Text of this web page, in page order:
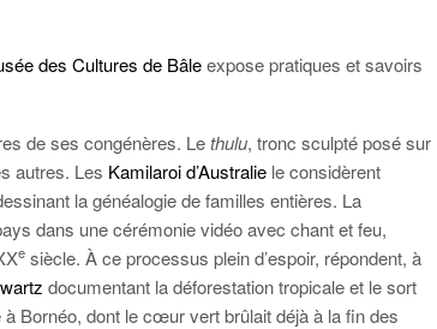
des Cultures de Bâleexpose pratiques et savoirs
de ses congénères. Lethulu, tronc sculpté posé sur
autres. Les Kamilaroi d’Australie le considèrent
la généalogie de familles entières. La
dans une cérémonie vidéo avec chant et feu,
e siècle. À ce processus plein d’espoir, répondent, à
documentant la déforestation tropicale et le sort
Bornéo, dont le cœur vert brûlait déjà à la fin des